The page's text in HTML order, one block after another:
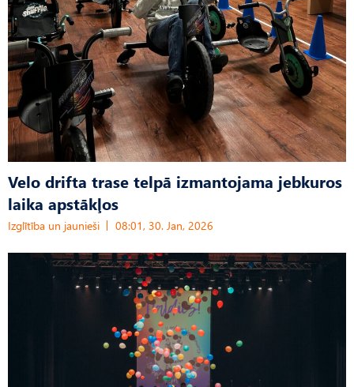
Velo drifta trase telpā izmantojama jebkuros
laika apstākļos
Izglītība un jaunieši 08:01, 30. Jan, 2026